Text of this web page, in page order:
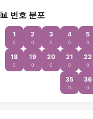
📊 번호 분포
1
0
2
0
3
0
4
0
5
0
18
0
19
0
20
0
21
0
22
0
35
0
36
0